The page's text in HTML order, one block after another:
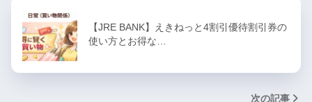
【JRE BANK】えきねっと4割引優待割引券の
使い方とお得な…
次の記事